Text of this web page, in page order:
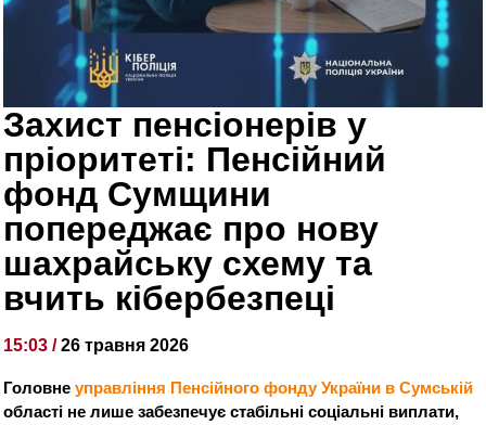
Захист пенсіонерів у
пріоритеті: Пенсійний
фонд Сумщини
попереджає про нову
шахрайську схему та
вчить кібербезпеці
15:03 /26 травня 2026
Головнеуправління Пенсійного фонду України в Сумській
області не лише забезпечує стабільні соціальні виплати,